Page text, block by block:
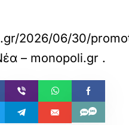
2026/06/30/
– monopoli.gr .